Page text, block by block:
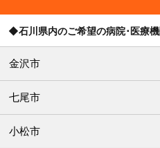
◆石川県内のご希望の病院･医療
金沢市
七尾市
小松市